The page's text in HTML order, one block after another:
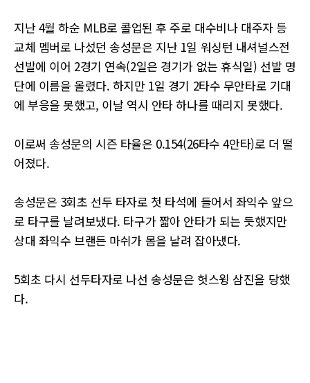
지난 4월 하순 MLB로 콜업된 후 주로 대수비나 대주자 등
교체 멤버로 나섰던 송성문은 지난 1일 워싱턴 내셔널스전
선발에 이어 2경기 연속(2일은 경기가 없는 휴식일) 선발 명
단에 이름을 올렸다. 하지만 1일 경기 2타수 무안타로 기대
에 부응을 못했고, 이날 역시 안타 하나를 때리지 못했다.
이로써 송성문의 시즌 타율은 0.154(26타수 4안타)로 더 떨
어졌다.
송성문은 3회초 선두 타자로 첫 타석에 들어서 좌익수 앞으
로 타구를 날려보냈다. 타구가 짧아 안타가 되는 듯했지만
상대 좌익수 브랜든 마쉬가 몸을 날려 잡아냈다.
5회초 다시 선두타자로 나선 송성문은 헛스윙 삼진을 당했
다.